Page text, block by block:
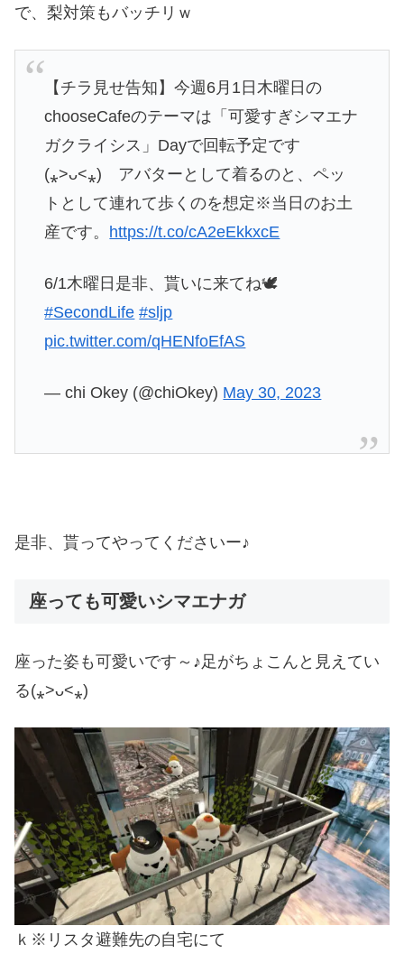
で、梨対策もバッチリｗ
【チラ見せ告知】今週6月1日木曜日の
chooseCafeのテーマは「可愛すぎシマエナ
ガクライシス」Dayで回転予定です
(⁎˃ᴗ˂⁎) アバターとして着るのと、ペッ
トとして連れて歩くのを想定※当日のお土
産です。 https://t.co/cA2eEkkxcE
6/1木曜日是非、貰いに来てね🕊
#SecondLife #sljp
pic.twitter.com/qHENfoEfAS
— chi Okey (@chiOkey) May 30, 2023
是非、貰ってやってくださいー♪
座っても可愛いシマエナガ
座った姿も可愛いです～♪足がちょこんと見えてい
る(⁎˃ᴗ˂⁎)
ｋ※リスタ避難先の自宅にて